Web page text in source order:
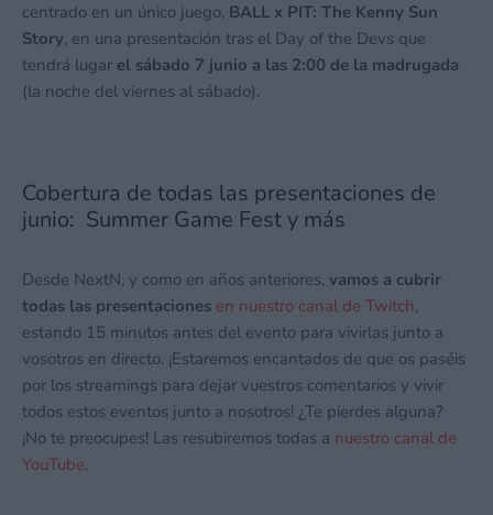
centrado en un único juego, BALL x PIT: The Kenny Sun
Story, en una presentación tras el Day of the Devs que
tendrá lugar el sábado 7 junio a las 2:00 de la madrugada
(la noche del viernes al sábado).
Cobertura de todas las presentaciones de
junio: Summer Game Fest y más
Desde NextN, y como en años anteriores, vamos a cubrir
todas las presentaciones en nuestro canal de Twitch,
estando 15 minutos antes del evento para vivirlas junto a
vosotros en directo. ¡Estaremos encantados de que os paséis
por los streamings para dejar vuestros comentarios y vivir
todos estos eventos junto a nosotros! ¿Te pierdes alguna?
¡No te preocupes! Las resubiremos todas a nuestro canal de
YouTube.